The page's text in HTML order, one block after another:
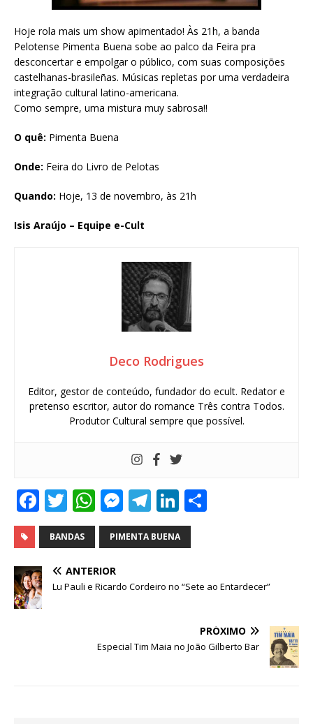
Hoje rola mais um show apimentado! Às 21h, a banda
Pelotense Pimenta Buena sobe ao palco da Feira pra
desconcertar e empolgar o público, com suas composições
castelhanas-brasileñas. Músicas repletas por uma verdadeira
integração cultural latino-americana.
Como sempre, uma mistura muy sabrosa!!
O quê: Pimenta Buena
Onde: Feira do Livro de Pelotas
Quando: Hoje, 13 de novembro, às 21h
Isis Araújo – Equipe e-Cult
Deco Rodrigues
Editor, gestor de conteúdo, fundador do ecult. Redator e
pretenso escritor, autor do romance Três contra Todos.
Produtor Cultural sempre que possível.
F
a
c
e
b
o
T
w
it
te
r
W
h
at
s
A
M
e
ss
n
r
T
el
e
ra
Li
n
k
dI
BANDAS PIMENTA BUENA
ANTERIOR
Lu Pauli e Ricardo Cordeiro no “Sete ao Entardecer”
PRÓXIMO
Especial Tim Maia no João Gilberto Bar